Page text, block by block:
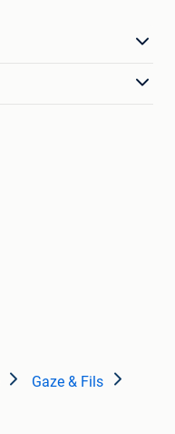
Gaze & Fils